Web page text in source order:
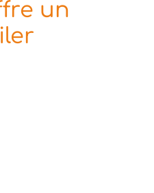
un